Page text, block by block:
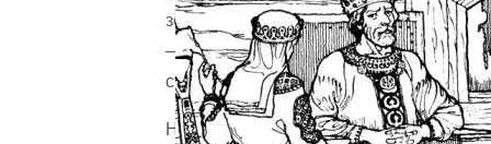
землю
–
стук!»
Но